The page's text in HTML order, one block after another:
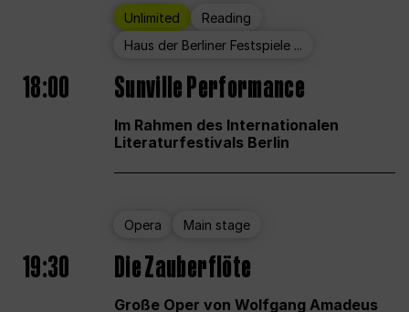
Unlimited
Reading
Haus der Berliner Festspiele ...
18:00 Sunville Performance
Im Rahmen des Internationalen
Literaturfestivals Berlin
Opera Main stage
19:30 Die Zauberflöte
Große Oper von Wolfgang Amadeus